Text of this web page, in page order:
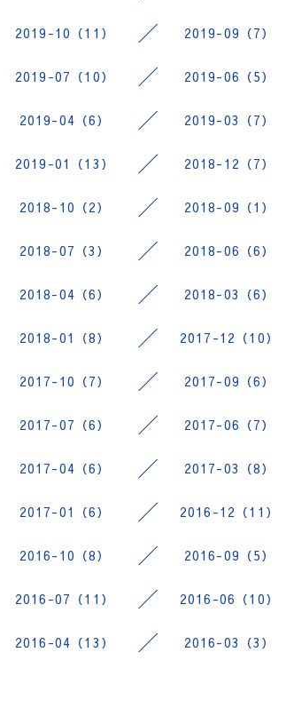
2019-10（11） 2019-09（7）
2019-07（10） 2019-06（5）
2019-04（6） 2019-03（7）
2019-01（13） 2018-12（7）
2018-10（2） 2018-09（1）
2018-07（3） 2018-06（6）
2018-04（6） 2018-03（6）
2018-01（8） 2017-12（10）
2017-10（7） 2017-09（6）
2017-07（6） 2017-06（7）
2017-04（6） 2017-03（8）
2017-01（6） 2016-12（11）
2016-10（8） 2016-09（5）
2016-07（11） 2016-06（10）
2016-04（13） 2016-03（3）